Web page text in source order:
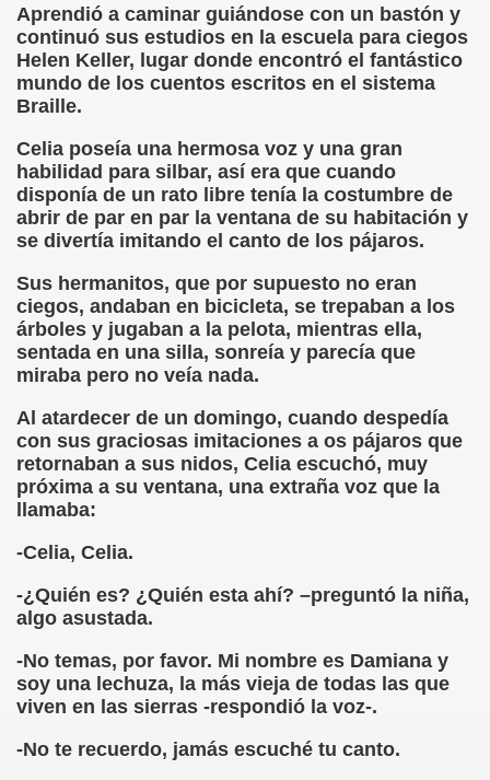
Aprendió a caminar guiándose con un bastón y
continuó sus estudios en la escuela para ciegos
Helen Keller, lugar donde encontró el fantástico
mundo de los cuentos escritos en el sistema
Braille.
Celia poseía una hermosa voz y una gran
habilidad para silbar, así era que cuando
disponía de un rato libre tenía la costumbre de
abrir de par en par la ventana de su habitación y
se divertía imitando el canto de los pájaros.
Sus hermanitos, que por supuesto no eran
ciegos, andaban en bicicleta, se trepaban a los
árboles y jugaban a la pelota, mientras ella,
sentada en una silla, sonreía y parecía que
miraba pero no veía nada.
Al atardecer de un domingo, cuando despedía
con sus graciosas imitaciones a os pájaros que
retornaban a sus nidos, Celia escuchó, muy
próxima a su ventana, una extraña voz que la
llamaba:
-Celia, Celia.
-¿Quién es? ¿Quién esta ahí? –preguntó la niña,
algo asustada.
-No temas, por favor. Mi nombre es Damiana y
soy una lechuza, la más vieja de todas las que
viven en las sierras -respondió la voz-.
-No te recuerdo, jamás escuché tu canto.
Todos (Pedro Zurita)
Borrás)
Social, Córdoba 03-03-09 (Pedro A. Zurita)
de Sor Sacramento)
Elissalde)
1ª Escuela de Ciegos Que Hubo en España (Jesús
06-09 (Pedro Zurita)
(Francisco Javier Bernal García)
(Roberto Enjuto)
Fundamento Y Sentimientos (Samuel Rodríguez
(Rogelio Muñoz Martínez)
la Luz (Alberto Gil)
(Francesc Miñana)
Suárez Santana)